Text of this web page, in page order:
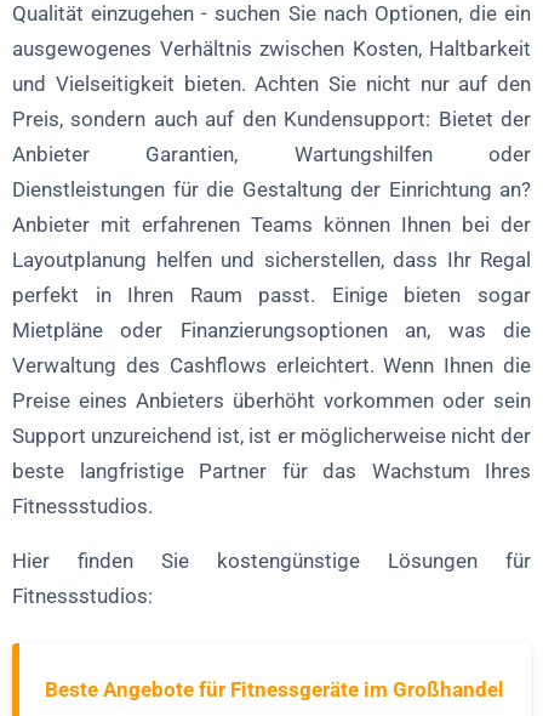
Qualität einzugehen - suchen Sie nach Optionen, die ein
ausgewogenes Verhältnis zwischen Kosten, Haltbarkeit
und Vielseitigkeit bieten. Achten Sie nicht nur auf den
Preis, sondern auch auf den Kundensupport: Bietet der
Anbieter Garantien, Wartungshilfen oder
Dienstleistungen für die Gestaltung der Einrichtung an?
Anbieter mit erfahrenen Teams können Ihnen bei der
Layoutplanung helfen und sicherstellen, dass Ihr Regal
perfekt in Ihren Raum passt. Einige bieten sogar
Mietpläne oder Finanzierungsoptionen an, was die
Verwaltung des Cashflows erleichtert. Wenn Ihnen die
Preise eines Anbieters überhöht vorkommen oder sein
Support unzureichend ist, ist er möglicherweise nicht der
beste langfristige Partner für das Wachstum Ihres
Fitnessstudios.
Hier finden Sie kostengünstige Lösungen für
Fitnessstudios:
Beste Angebote für Fitnessgeräte im Großhandel